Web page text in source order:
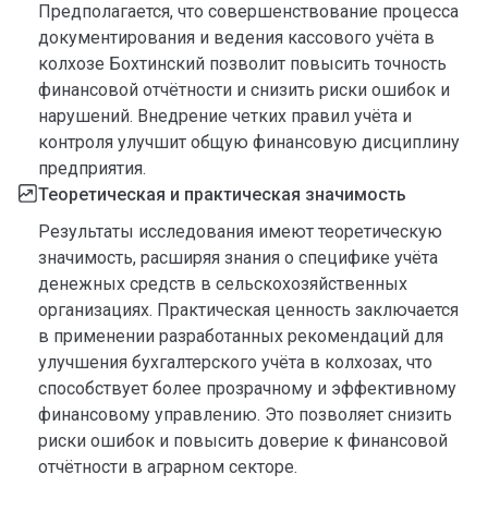
Предполагается, что совершенствование процесса
документирования и ведения кассового учёта в
колхозе Бохтинский позволит повысить точность
финансовой отчётности и снизить риски ошибок и
нарушений. Внедрение четких правил учёта и
контроля улучшит общую финансовую дисциплину
предприятия.
Теоретическая и практическая значимость
Результаты исследования имеют теоретическую
значимость, расширяя знания о специфике учёта
денежных средств в сельскохозяйственных
организациях. Практическая ценность заключается
в применении разработанных рекомендаций для
улучшения бухгалтерского учёта в колхозах, что
способствует более прозрачному и эффективному
финансовому управлению. Это позволяет снизить
риски ошибок и повысить доверие к финансовой
отчётности в аграрном секторе.